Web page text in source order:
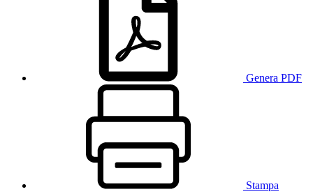
Genera PDF
Stampa